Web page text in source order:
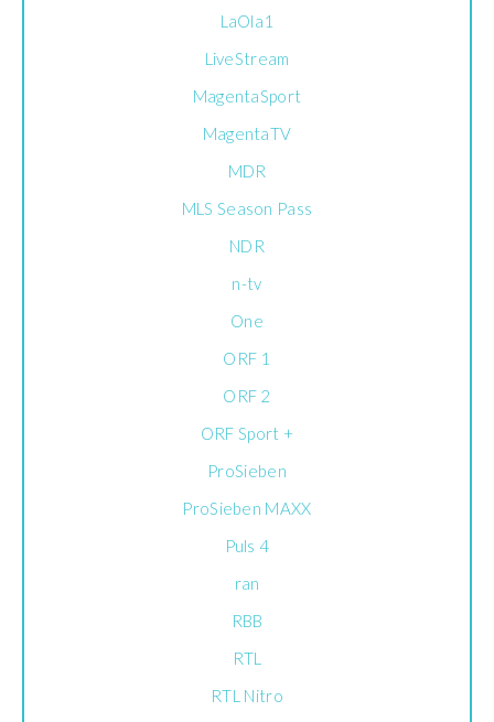
LaOla1
LiveStream
MagentaSport
MagentaTV
MDR
MLS Season Pass
NDR
n-tv
One
ORF 1
ORF 2
ORF Sport +
ProSieben
ProSieben MAXX
Puls 4
ran
RBB
RTL
RTL Nitro